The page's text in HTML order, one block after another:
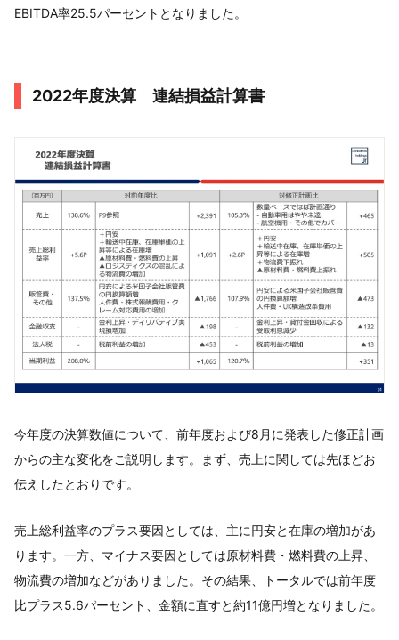
EBITDA率25.5パーセントとなりました。
2022年度決算 連結損益計算書
今年度の決算数値について、前年度および8月に発表した修正計画
からの主な変化をご説明します。まず、売上に関しては先ほどお
伝えしたとおりです。
売上総利益率のプラス要因としては、主に円安と在庫の増加があ
ります。一方、マイナス要因としては原材料費・燃料費の上昇、
物流費の増加などがありました。その結果、トータルでは前年度
比プラス5.6パーセント、金額に直すと約11億円増となりました。